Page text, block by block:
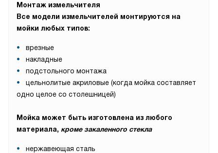
Монтаж измельчителя
Все модели измельчителей монтируются на
мойки любых типов:
врезные
накладные
подстольного монтажа
цельнолитые акриловые (когда мойка составляет
одно целое со столешницей)
Мойка может быть изготовлена из любого
материала, кроме закаленного стекла
нержавеющая сталь